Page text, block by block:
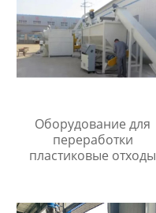
Оборудование для
переработки
пластиковые отходы